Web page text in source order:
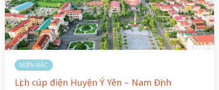
MIỀN BẮC
Lịch cúp điện Huyện Ý Yên – Nam Định